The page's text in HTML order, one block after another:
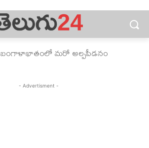
బంగాళాఖాతంలో మరో అల్పపీడనం
- Advertisment -